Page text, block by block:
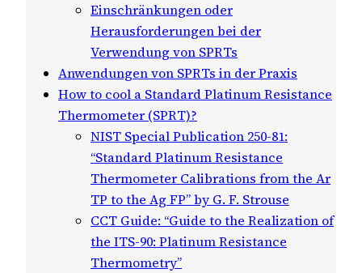
Einschränkungen oder
Herausforderungen bei der
Verwendung von SPRTs
Anwendungen von SPRTs in der Praxis
How to cool a Standard Platinum Resistance
Thermometer (SPRT)?
NIST Special Publication 250-81:
“Standard Platinum Resistance
Thermometer Calibrations from the Ar
TP to the Ag FP” by G. F. Strouse
CCT Guide: “Guide to the Realization of
the ITS-90: Platinum Resistance
Thermometry”